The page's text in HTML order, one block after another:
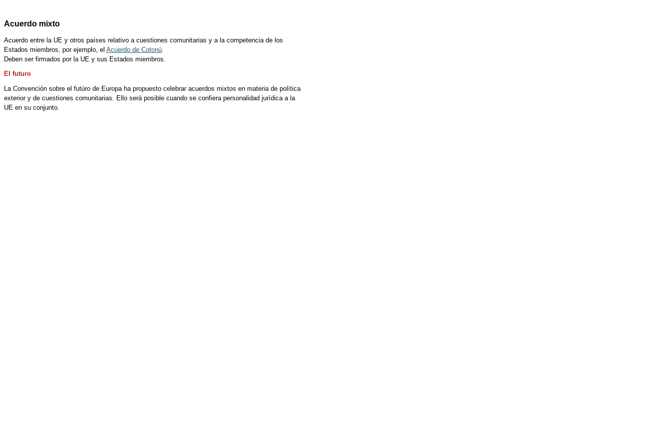
Acuerdo mixto
Acuerdo entre la UE y otros países relativo a cuestiones comunitarias y a la competencia de los
Estados miembros, por ejemplo, el Acuerdo de Cotonú.
Deben ser firmados por la UE y sus Estados miembros.
El futuro
La Convención sobre el futúro de Europa ha propuesto celebrar acuerdos mixtos en materia de política
exterior y de cuestiones comunitarias. Ello será posible cuando se confiera personalidad jurídica a la
UE en su conjunto.